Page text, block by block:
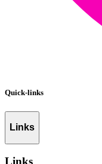
Quick-links
Links